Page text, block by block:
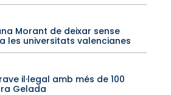
Morant de deixar sense
les universitats valencianes
il·legal amb més de 100
Gelada